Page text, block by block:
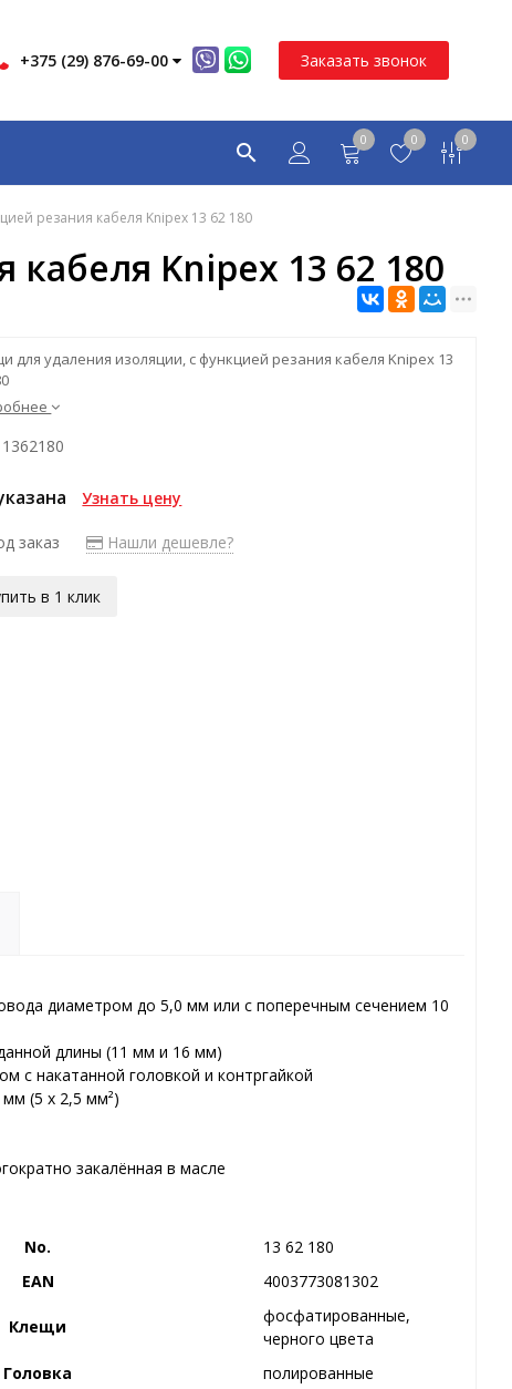
+375 (29) 876-69-00 Заказать звонок
0 0 0
резания кабеля Knipex 13 62 180
Knipex 13 62 180
для удаления изоляции, с функцией резания кабеля Knipex 13
Узнать цену
заказ Нашли дешевле?
в 1 клик
диаметром до 5,0 мм или с поперечным сечением 10
длины (11 мм и 16 мм)
с накатанной головкой и контргайкой
(5 x 2,5 мм²)
закалённая в масле
No.
13 62 180
EAN
4003773081302
Клещи
фосфатированные,
черного цвета
Головка
полированные